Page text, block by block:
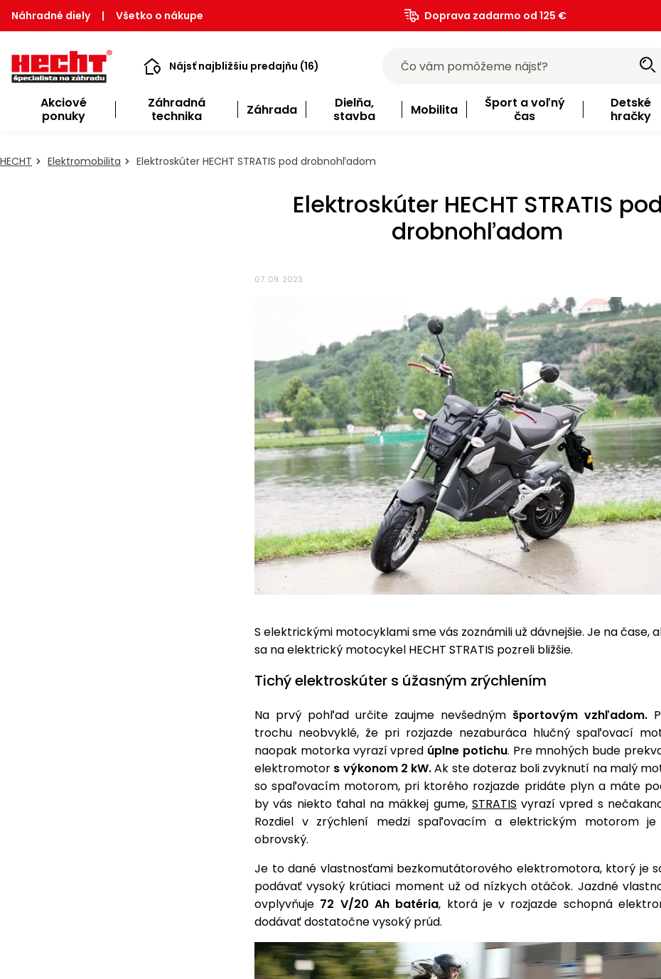
Náhradné diely | Všetko o nákupe Doprava zadarmo od 125 €
Nájsť najbližšiu predajňu (16)
Akciové
ponuky
Záhradná
technika
Záhrada
Dielňa,
stavba
Mobilita
Šport a voľný
čas
Detské
hračky
HECHT Elektromobilita Elektroskúter HECHT STRATIS pod drobnohľadom
Elektroskúter HECHT STRATIS pod
drobnohľadom
07. 09. 2023
S elektrickými motocyklami sme vás zoznámili už dávnejšie. Je na čase,
sa na elektrický motocykel HECHT STRATIS pozreli bližšie.
Tichý elektroskúter s úžasným zrýchlením
Na prvý pohľad určite zaujme nevšedným športovým vzhľadom.
trochu neobvyklé, že pri rozjazde nezaburáca hlučný spaľovací
naopak motorka vyrazí vpred úplne potichu. Pre mnohých bude
elektromotor s výkonom 2 kW.Ak ste doteraz boli zvyknutí na malý
so spaľovacím motorom, pri ktorého rozjazde pridáte plyn a máte
by vás niekto ťahal na mäkkej gume, STRATIS vyrazí vpred s
Rozdiel v zrýchlení medzi spaľovacím a elektrickým motorom je
obrovský.
Je to dané vlastnosťami bezkomutátorového elektromotora, ktorý je
podávať vysoký krútiaci moment už od nízkych otáčok. Jazdné
ovplyvňuje 72 V/20 Ah batéria, ktorá je v rozjazde schopná
dodávať dostatočne vysoký prúd.